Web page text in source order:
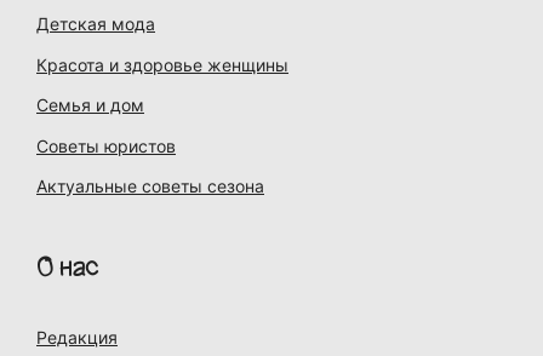
Детская мода
Красота и здоровье женщины
Семья и дом
Советы юристов
Актуальные советы сезона
О нас
Редакция